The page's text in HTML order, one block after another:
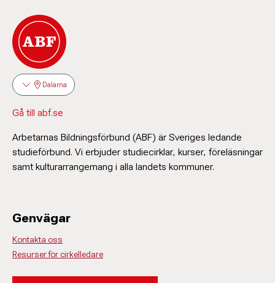
Dalarna
Gå till abf.se
Arbetarnas Bildningsförbund (ABF) är Sveriges ledande
studieförbund. Vi erbjuder studiecirklar, kurser, föreläsningar
samt kulturarrangemang i alla landets kommuner.
Genvägar
Kontakta oss
Resurser för cirkelledare